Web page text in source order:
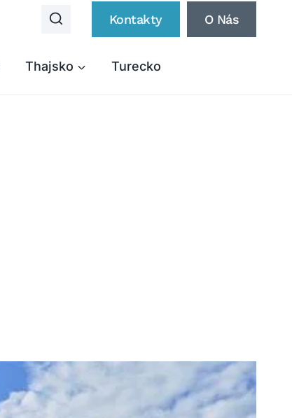
Kontakty O Nás
Thajsko Turecko